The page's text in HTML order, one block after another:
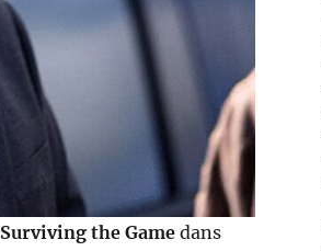
Surviving the Gamedans